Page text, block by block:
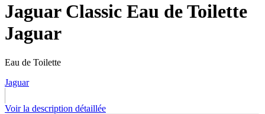
Jaguar Classic Eau de Toilette
Jaguar
Eau de Toilette
Jaguar
Voir la description détaillée